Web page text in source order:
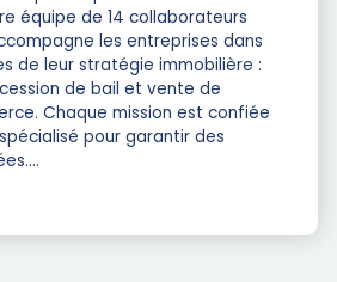
équipe de 14 collaborateurs
les entreprises dans
de leur stratégie immobilière :
de bail et vente de
Chaque mission est confiée
pour garantir des
...